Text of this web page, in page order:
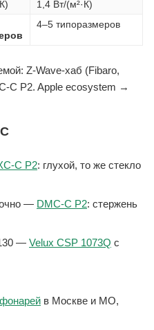
1,4 Вт/(м²·К)
4–5 типоразмеров
Z-Wave-хаб (Fibaro,
C P2. Apple ecosystem →
C P2: глухой, то же стекло
— DMC-C P2: стержень
— Velux CSP 1073Q с
в Москве и МО,